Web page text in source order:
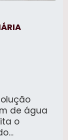
de água
o